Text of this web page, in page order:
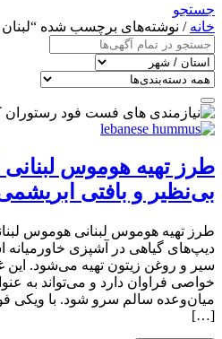
جستجو
خانه / نوشته‌های برچسب شده “لبنان
طرز تهیه هوموس
بی‌نظیر و بافتی
طرز تهیه هوموس لبنانی هوموس
دیپ‌های گیاهی در آشپزی خاورمیانه
سیر و روغن زیتون تهیه می‌شود. این
خواصی فراوان دارد و می‌تواند به
میان‌وعده سالم سرو شود. با ویکی
[…]